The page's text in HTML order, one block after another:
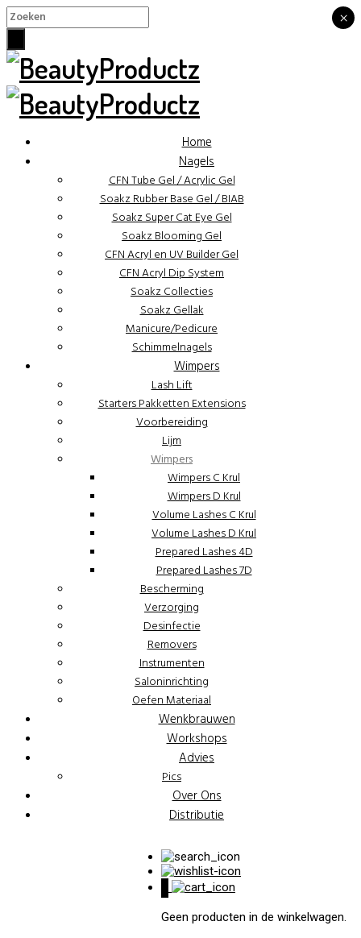
Home
Nagels
CFN Tube Gel / Acrylic Gel
Soakz Rubber Base Gel / BIAB
Soakz Super Cat Eye Gel
Soakz Blooming Gel
CFN Acryl en UV Builder Gel
CFN Acryl Dip System
Soakz Collecties
Soakz Gellak
Manicure/Pedicure
Schimmelnagels
Wimpers
Lash Lift
Starters Pakketten Extensions
Voorbereiding
Lijm
Wimpers
Wimpers C Krul
Wimpers D Krul
Volume Lashes C Krul
Volume Lashes D Krul
Prepared Lashes 4D
Prepared Lashes 7D
Bescherming
Verzorging
Desinfectie
Removers
Instrumenten
Saloninrichting
Oefen Materiaal
Wenkbrauwen
Workshops
Advies
Pics
Over Ons
Distributie
Geen producten in de winkelwagen.
×